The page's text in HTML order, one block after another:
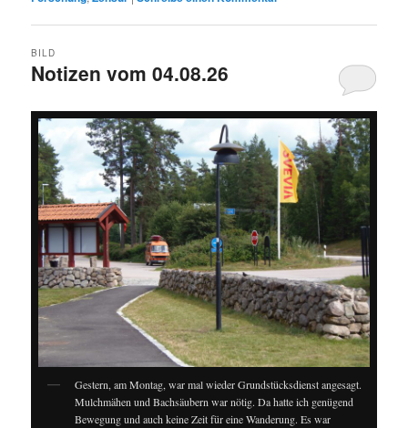
Notizen vom 04.08.26
BILD
Gestern, am Montag, war mal wieder Grundstücksdienst angesagt.
Mulchmähen und Bachsäubern war nötig. Da hatte ich genügend
Bewegung und auch keine Zeit für eine Wanderung. Es war